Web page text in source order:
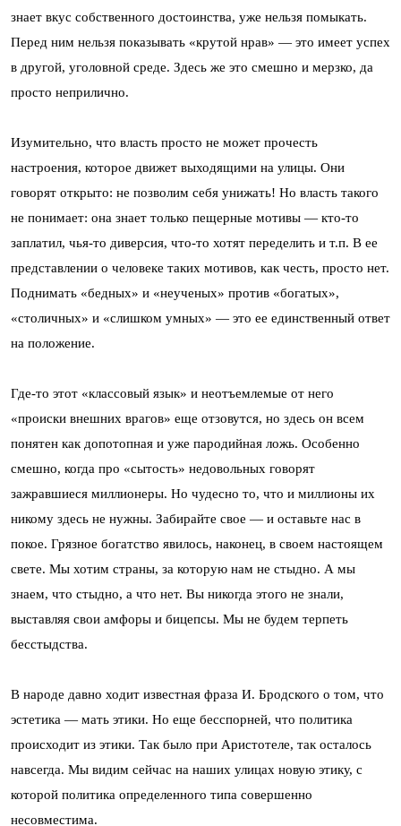
знает вкус собственного достоинства, уже нельзя помыкать.
Перед ним нельзя показывать «крутой нрав» — это имеет успех
в другой, уголовной среде. Здесь же это смешно и мерзко, да
просто неприлично.
Изумительно, что власть просто не может прочесть
настроения, которое движет выходящими на улицы. Они
говорят открыто: не позволим себя унижать! Но власть такого
не понимает: она знает только пещерные мотивы — кто-то
заплатил, чья-то диверсия, что-то хотят переделить и т.п. В ее
представлении о человеке таких мотивов, как честь, просто нет.
Поднимать «бедных» и «неученых» против «богатых»,
«столичных» и «слишком умных» — это ее единственный ответ
на положение.
Где-то этот «классовый язык» и неотъемлемые от него
«происки внешних врагов» еще отзовутся, но здесь он всем
понятен как допотопная и уже пародийная ложь. Особенно
смешно, когда про «сытость» недовольных говорят
зажравшиеся миллионеры. Но чудесно то, что и миллионы их
никому здесь не нужны. Забирайте свое — и оставьте нас в
покое. Грязное богатство явилось, наконец, в своем настоящем
свете. Мы хотим страны, за которую нам не стыдно. А мы
знаем, что стыдно, а что нет. Вы никогда этого не знали,
выставляя свои амфоры и бицепсы. Мы не будем терпеть
бесстыдства.
В народе давно ходит известная фраза И. Бродского о том, что
эстетика — мать этики. Но еще бесспорней, что политика
происходит из этики. Так было при Аристотеле, так осталось
навсегда. Мы видим сейчас на наших улицах новую этику, с
которой политика определенного типа совершенно
несовместима.